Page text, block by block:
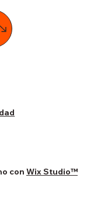
con Wix Studio™